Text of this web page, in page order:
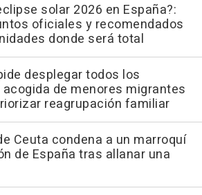
solar 2026 en España?:
oficiales y recomendados
donde será total
desplegar todos los
de menores migrantes
reagrupación familiar
Ceuta condena a un marroquí
de España tras allanar una